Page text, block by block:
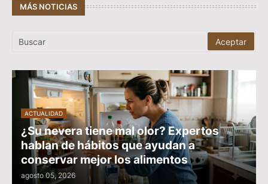
MÁS NOTICIAS
ACTUALIDAD
¿Su nevera tiene mal olor? Expertos
hablan de hábitos que ayudan a
conservar mejor los alimentos
agosto 05, 2026